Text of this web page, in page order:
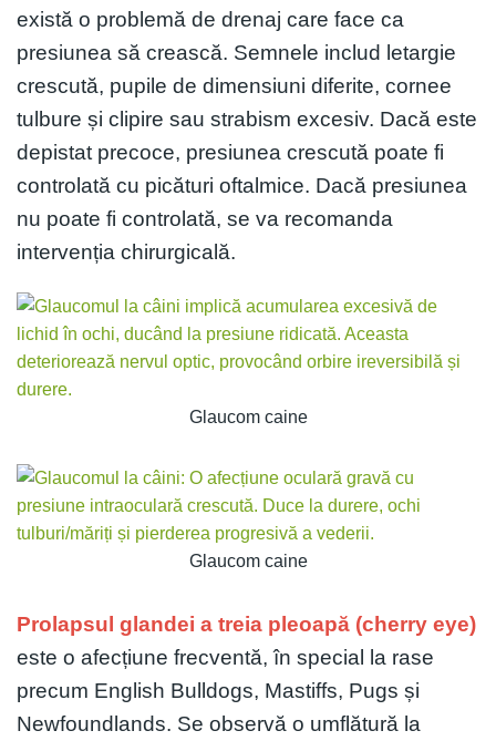
există o problemă de drenaj care face ca
presiunea să crească. Semnele includ letargie
crescută, pupile de dimensiuni diferite, cornee
tulbure și clipire sau strabism excesiv. Dacă este
depistat precoce, presiunea crescută poate fi
controlată cu picături oftalmice. Dacă presiunea
nu poate fi controlată, se va recomanda
intervenția chirurgicală.
Glaucom caine
Glaucom caine
Prolapsul glandei a treia pleoapă (cherry eye)
este o afecțiune frecventă, în special la rase
precum English Bulldogs, Mastiffs, Pugs și
Newfoundlands. Se observă o umflătură la